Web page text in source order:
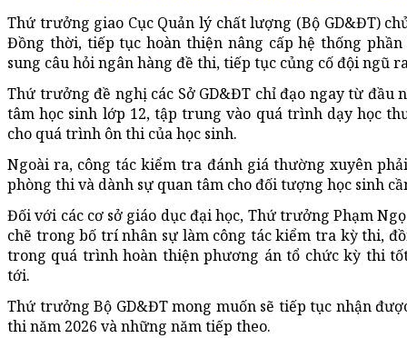
Thứ trưởng giao Cục Quản lý chất lượng (Bộ GD&ĐT)
Đồng thời, tiếp tục hoàn thiện nâng cấp hệ thống
sung câu hỏi ngân hàng đề thi, tiếp tục củng cố đội ngũ
Thứ trưởng đề nghị các Sở GD&ĐT chỉ đạo ngay từ đầu
tâm học sinh lớp 12, tập trung vào quá trình dạy học
cho quá trình ôn thi của học sinh.
Ngoài ra, công tác kiểm tra đánh giá thường xuyên
phòng thi và dành sự quan tâm cho đối tượng học sinh
Đối với các cơ sở giáo dục đại học, Thứ trưởng Phạm
chẽ trong bố trí nhân sự làm công tác kiểm tra kỳ thi,
trong quá trình hoàn thiện phương án tổ chức kỳ thi
tới.
Thứ trưởng Bộ GD&ĐT mong muốn sẽ tiếp tục nhận
thi năm 2026 và những năm tiếp theo.